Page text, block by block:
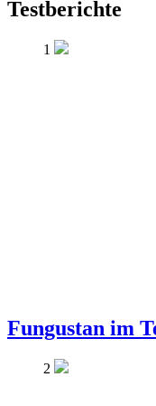
Testberichte
1
Fungustan im
2